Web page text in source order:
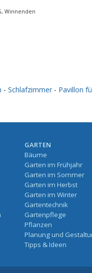
Winnenden
- Schlafzimmer - Pavillon
GARTEN
Bäume
Garten im Frühjahr
Garten im Sommer
Garten im Herbst
Garten im Winter
Gartentechnik
Gartenpflege
Pflanzen
Planung und
Tipps & Ideen